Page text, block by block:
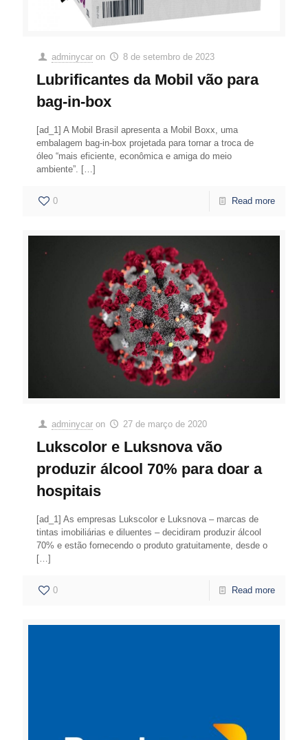
adminycar on 8 de setembro de 2023
Lubrificantes da Mobil vão para
bag-in-box
[ad_1] A Mobil Brasil apresenta a Mobil Boxx, uma
embalagem bag-in-box projetada para tornar a troca de
óleo “mais eficiente, econômica e amiga do meio
ambiente”. […]
0 Read more
adminycar on 27 de março de 2020
Lukscolor e Luksnova vão
produzir álcool 70% para doar a
hospitais
[ad_1] As empresas Lukscolor e Luksnova – marcas de
tintas imobiliárias e diluentes – decidiram produzir álcool
70% e estão fornecendo o produto gratuitamente, desde o
[…]
0 Read more